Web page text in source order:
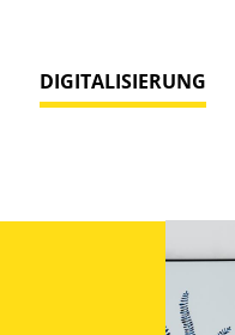
DIGITALISIERUNG